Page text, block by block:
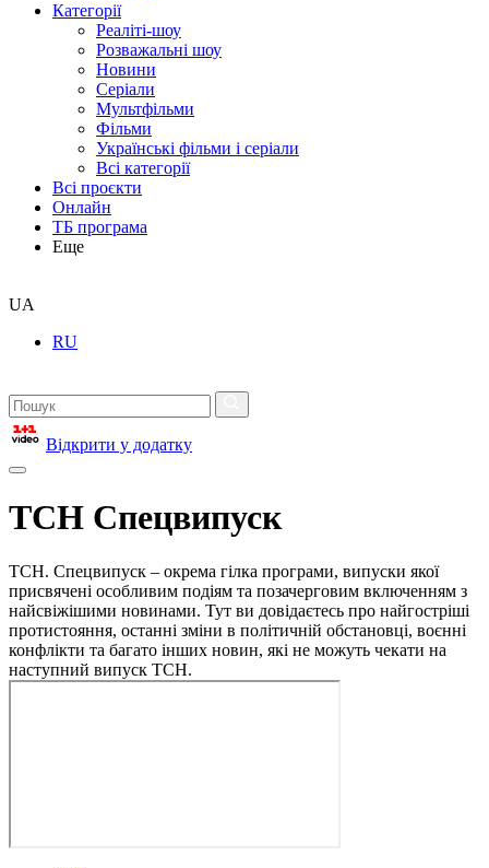
Категорії
Реаліті-шоу
Розважальні шоу
Новини
Серіали
Мультфільми
Фільми
Українські фільми і серіали
Всі категорії
Всі проєкти
Онлайн
ТБ програма
Еще
UA
RU
Відкрити у додатку
ТСН Спецвипуск
ТСН. Спецвипуск – окрема гілка програми, випуски якої
присвячені особливим подіям та позачерговим включенням з
найсвіжішими новинами. Тут ви довідаєтесь про найгостріші
протистояння, останні зміни в політичній обстановці, воєнні
конфлікти та багато інших новин, які не можуть чекати на
наступний випуск ТСН.